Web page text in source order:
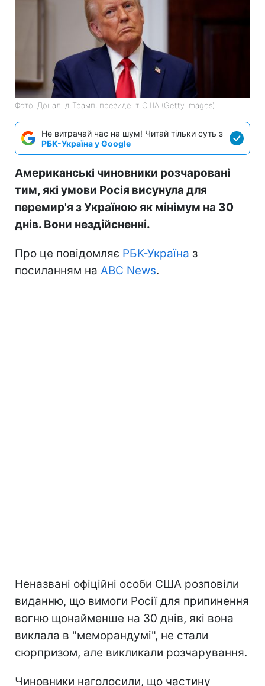
Фото: Дональд Трамп, президент США (Getty Images)
Не витрачай час на шум! Читай тільки суть з
РБК-Україна у Google
Американські чиновники розчаровані
тим, які умови Росія висунула для
перемир'я з Україною як мінімум на 30
днів. Вони нездійсненні.
Про це повідомляє РБК-Україна з
посиланням на ABC News.
Неназвані офіційні особи США розповіли
виданню, що вимоги Росії для припинення
вогню щонайменше на 30 днів, які вона
виклала в "меморандумі", не стали
сюрпризом, але викликали розчарування.
Чиновники наголосили, що частину